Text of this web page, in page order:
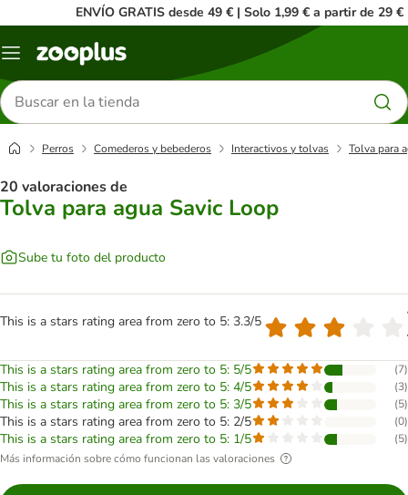
ENVÍO GRATIS desde 49 € | Solo 1,99 € a partir de 29 €
Menú
Buscar
productos
Perros Comederos y bebederos Interactivos y tolvas Tolva para
20 valoraciones de
Tolva para agua Savic Loop
Sube tu foto del producto
This is a stars rating area from zero to 5: 3.3/5
This is a stars rating area from zero to 5: 5/5 (7)
This is a stars rating area from zero to 5: 4/5 (3)
This is a stars rating area from zero to 5: 3/5 (5)
This is a stars rating area from zero to 5: 2/5 (0)
This is a stars rating area from zero to 5: 1/5 (5)
Más información sobre cómo funcionan las valoraciones